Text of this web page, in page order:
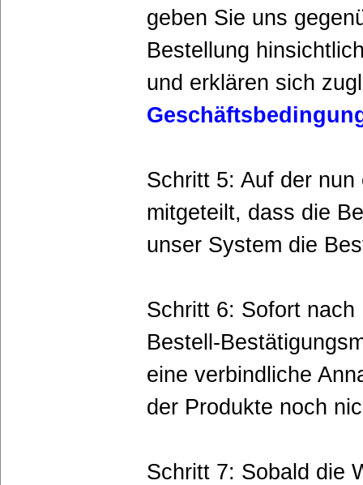
geben Sie uns
Bestellung
und erklären sich
Schritt 5: Auf der
mitgeteilt, dass die
unser System die
Schritt 6: Sofort
Bestell-
eine verbindliche
der Produkte noch
Schritt 7: Sobald die